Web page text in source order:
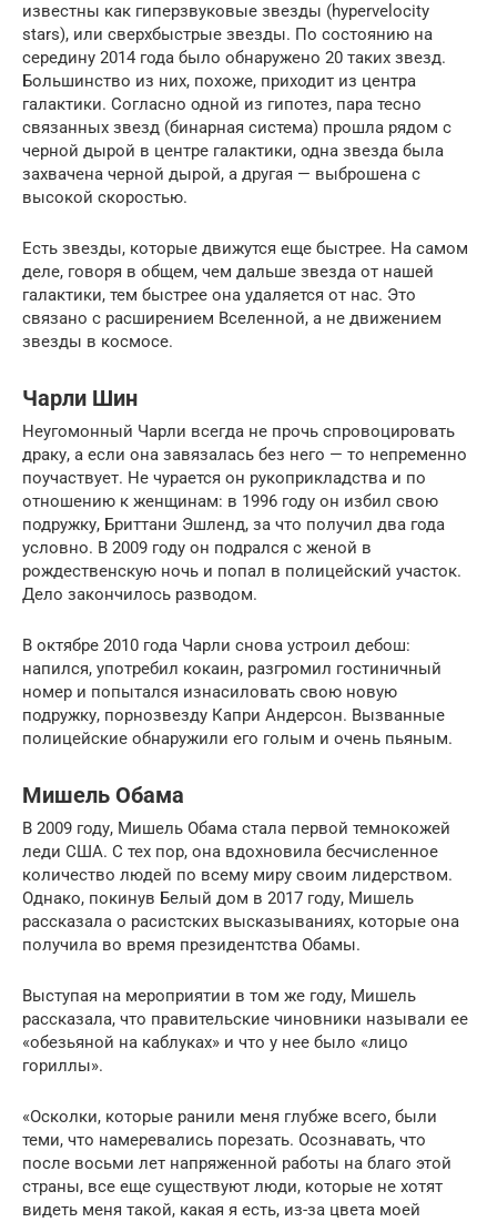
известны как гиперзвуковые звезды (hypervelocity
stars), или сверхбыстрые звезды. По состоянию на
середину 2014 года было обнаружено 20 таких звезд.
Большинство из них, похоже, приходит из центра
галактики. Согласно одной из гипотез, пара тесно
связанных звезд (бинарная система) прошла рядом с
черной дырой в центре галактики, одна звезда была
захвачена черной дырой, а другая — выброшена с
высокой скоростью.
Есть звезды, которые движутся еще быстрее. На самом
деле, говоря в общем, чем дальше звезда от нашей
галактики, тем быстрее она удаляется от нас. Это
связано с расширением Вселенной, а не движением
звезды в космосе.
Чарли Шин
Неугомонный Чарли всегда не прочь спровоцировать
драку, а если она завязалась без него — то непременно
поучаствует. Не чурается он рукоприкладства и по
отношению к женщинам: в 1996 году он избил свою
подружку, Бриттани Эшленд, за что получил два года
условно. В 2009 году он подрался с женой в
рождественскую ночь и попал в полицейский участок.
Дело закончилось разводом.
В октябре 2010 года Чарли снова устроил дебош:
напился, употребил кокаин, разгромил гостиничный
номер и попытался изнасиловать свою новую
подружку, порнозвезду Капри Андерсон. Вызванные
полицейские обнаружили его голым и очень пьяным.
Мишель Обама
В 2009 году, Мишель Обама стала первой темнокожей
леди США. С тех пор, она вдохновила бесчисленное
количество людей по всему миру своим лидерством.
Однако, покинув Белый дом в 2017 году, Мишель
рассказала о расистских высказываниях, которые она
получила во время президентства Обамы.
Выступая на мероприятии в том же году, Мишель
рассказала, что правительские чиновники называли ее
«обезьяной на каблуках» и что у нее было «лицо
гориллы».
«Осколки, которые ранили меня глубже всего, были
теми, что намеревались порезать. Осознавать, что
после восьми лет напряженной работы на благо этой
страны, все еще существуют люди, которые не хотят
видеть меня такой, какая я есть, из-за цвета моей